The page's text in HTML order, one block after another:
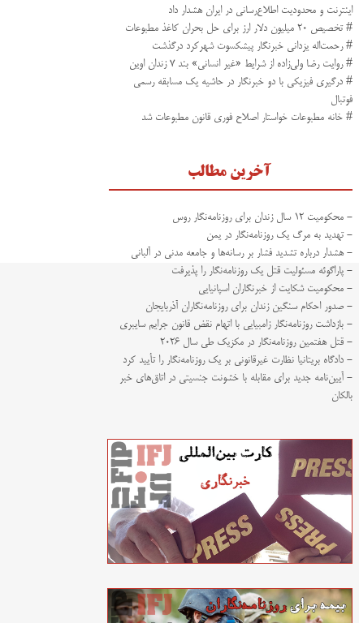
اینترنت و محدودیت اطلاع‌رسانی در ایران هشدار داد
# تخصیص ۲۰ میلیون دلار ارز برای حل بحران کاغذ مطبوعات
# رحمت‌اله یزدانی خبرنگار پیشکسوت شهرکرد درگذشت
# روایت رضا ولی‌زاده از شرایط «غیر انسانی» بند ۷ زندان اوین
# درگیری فیزیکی با دو خبرنگار در حاشیه یک مسابقه رسمی
فوتبال
# خانه مطبوعات خواستار اصلاح فوری قانون مطبوعات شد
آخرین مطالب
- محکومیت ۱۲ سال زندان برای روزنامه‌نگار روس
- تهدید به مرگ یک روزنامه‌نگار در یمن
- هشدار درباره تشدید فشار بر رسانه‌ها و جامعه مدنی در آلبانی
- پاراگوئه مسئولیت قتل یک روزنامه‌نگار را پذیرفت
- محکومیت شکایت از خبرنگاران اسپانیایی
- صدور احکام سنگین زندان برای روزنامه‌نگاران آذربایجان
- بازداشت روزنامه‌نگار زامبیایی با اتهام نقض قانون جرایم سایبری
- قتل هفتمین روزنامه‌نگار در مکزیک طی سال ۲۰۲۶
- دادگاه بریتانیا نظارت غیرقانونی بر یک روزنامه‌نگار را تأیید کرد
- آیین‌نامه جدید برای مقابله با خشونت جنسیتی در اتاق‌های خبر
بالکان